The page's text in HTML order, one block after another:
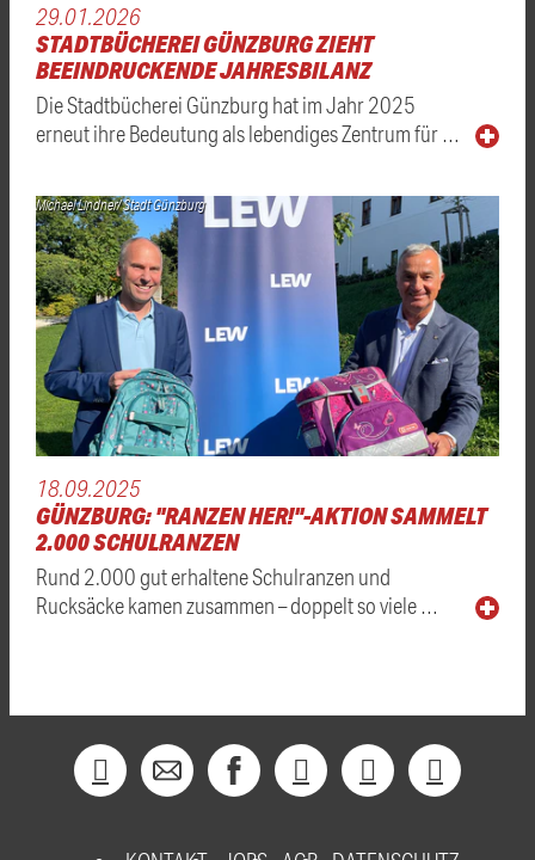
29.01.2026
STADTBÜCHEREI GÜNZBURG ZIEHT
BEEINDRUCKENDE JAHRESBILANZ
Die Stadtbücherei Günzburg hat im Jahr 2025
erneut ihre Bedeutung als lebendiges Zentrum für …
Michael Lindner/ Stadt Günzburg
18.09.2025
GÜNZBURG: "RANZEN HER!"-AKTION SAMMELT
2.000 SCHULRANZEN
Rund 2.000 gut erhaltene Schulranzen und
Rucksäcke kamen zusammen – doppelt so viele …